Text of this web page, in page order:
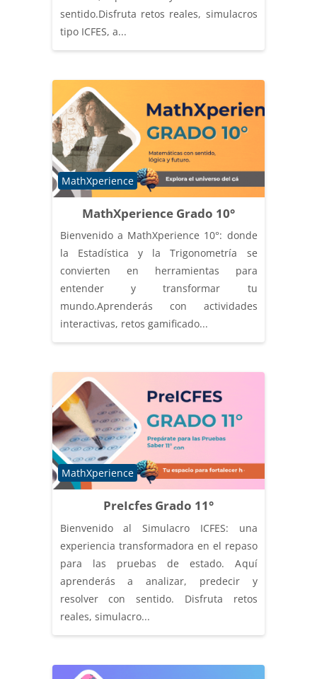
sentido.Disfruta retos reales, simulacros
tipo ICFES, a...
MathXperience Grado 10°
Categoría de cursos
MathXperience
Bienvenido a MathXperience 10°: donde
la Estadística y la Trigonometría se
convierten en herramientas para
entender y transformar tu
mundo.Aprenderás con actividades
interactivas, retos gamificado...
PreIcfes Grado 11°
Categoría de cursos
MathXperience
Bienvenido al Simulacro ICFES: una
experiencia transformadora en el repaso
para las pruebas de estado. Aquí
aprenderás a analizar, predecir y
resolver con sentido. Disfruta retos
reales, simulacro...